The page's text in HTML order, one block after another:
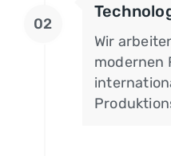
02
Wir
modernen